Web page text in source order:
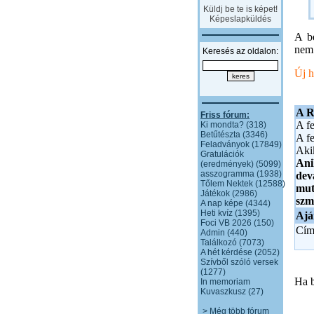
Küldj be te is képet!
Képeslapküldés
Keresés az oldalon:
Friss fórum:
Ki mondta? (318)
Betűtészta (3346)
Feladványok (17849)
Gratulációk
(eredmények) (5099)
asszogramma (1938)
Tőlem Nektek (12588)
Játékok (2986)
A nap képe (4344)
Heti kvíz (1395)
Foci VB 2026 (150)
Admin (440)
Találkozó (7073)
A hét kérdése (2052)
Szívből szóló versek
(1277)
In memoriam
Kuvaszkusz (27)
> Még több fórum
A
Új
A
A
A
Ha